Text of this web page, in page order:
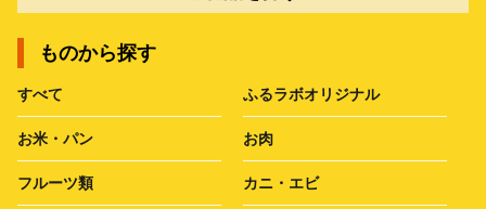
ものから探す
すべて ふるラボオリジナル
お米・パン お肉
フルーツ類 カニ・エビ